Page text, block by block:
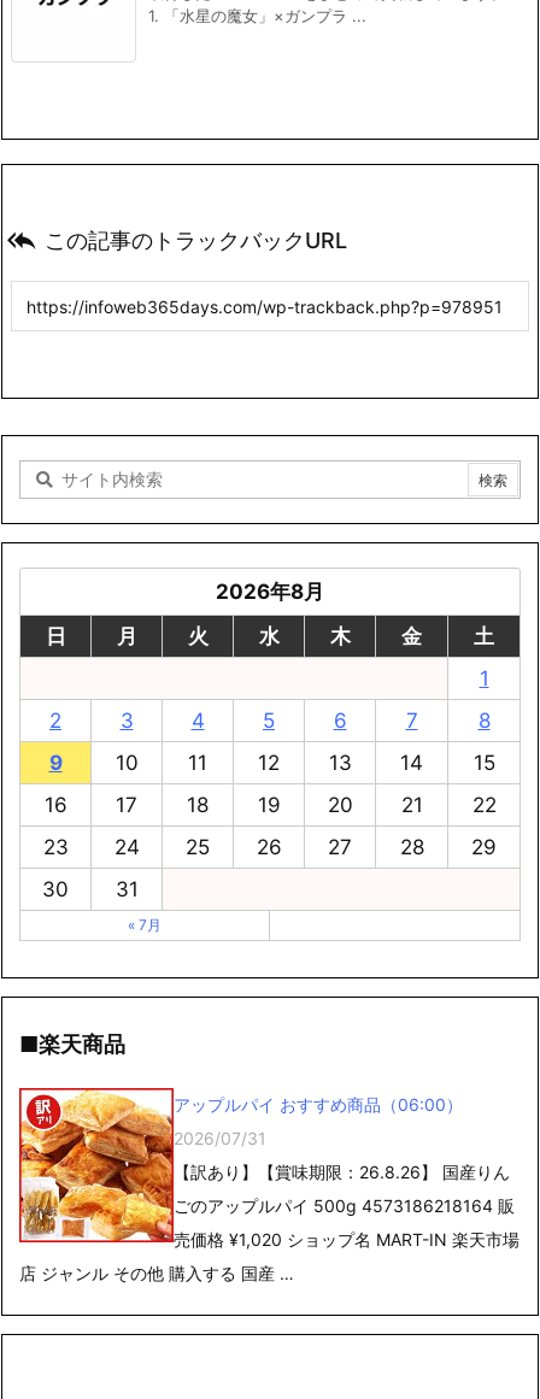
1. 「水星の魔女」×ガンプラ ...
 この記事のトラックバックURL
2026年8月
日
月 火 水 木 金
土
1
2
3 4 5 6 7
8
9
10 11 12 13 14
15
16
17 18 19 20 21
22
23
24 25 26 27 28
29
30
31
« 7月
■楽天商品
アップルパイ おすすめ商品（06:00）
2026/07/31
【訳あり】【賞味期限：26.8.26】 国産りん
ごのアップルパイ 500g 4573186218164 販
売価格 ¥1,020 ショップ名 MART-IN 楽天市場
店 ジャンル その他 購入する 国産 …